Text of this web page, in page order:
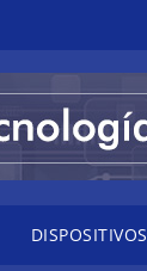
DISPOSITIVOS